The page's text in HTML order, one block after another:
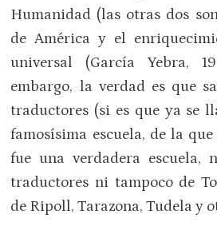
Humanidad (las otras dos
de América y el
universal (García Yebra,
embargo, la verdad es que
traductores (si es que ya se
famosísima escuela, de la
fue una verdadera escuela,
traductores ni tampoco de
de Ripoll, Tarazona, Tudela y